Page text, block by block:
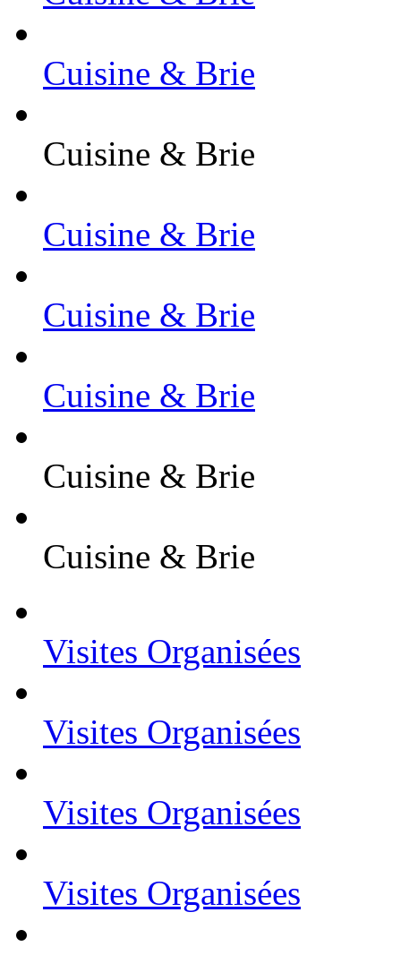
Cuisine & Brie
Cuisine & Brie
Cuisine & Brie
Cuisine & Brie
Cuisine & Brie
Cuisine & Brie
Cuisine & Brie
Visites Organisées
Visites Organisées
Visites Organisées
Visites Organisées